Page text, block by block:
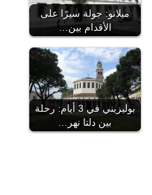
ميلانو: جولة سيرًا على
الأقدام بين…
بوليزيني في 3 أيام: رحلة
بين دلتا نهر…